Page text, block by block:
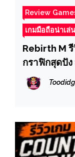
Review
เกมมือถือน่าเล่น
Rebirth M
กราฟิกสุดปั